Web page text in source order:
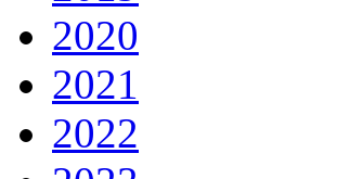
2020
2021
2022